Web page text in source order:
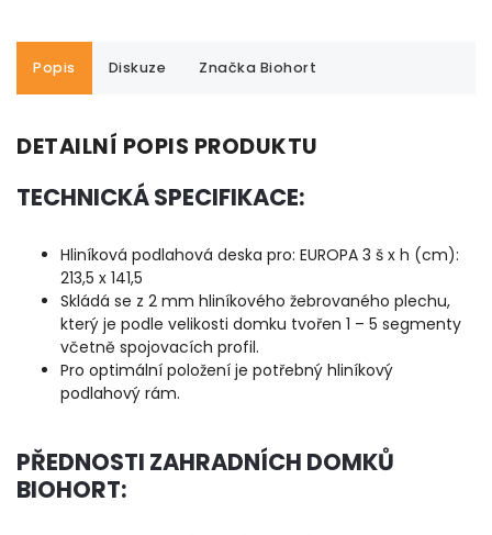
Popis Diskuze Značka Biohort
DETAILNÍ POPIS PRODUKTU
TECHNICKÁ SPECIFIKACE:
Hliníková podlahová deska pro: EUROPA 3 š x h (cm):
213,5 x 141,5
Skládá se z 2 mm hliníkového žebrovaného plechu,
který je podle velikosti domku tvořen 1 – 5 segmenty
včetně spojovacích profil.
Pro optimální položení je potřebný hliníkový
podlahový rám.
PŘEDNOSTI ZAHRADNÍCH DOMKŮ
BIOHORT: